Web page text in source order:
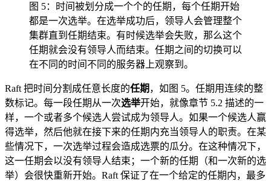
图 5：时间被划分成一个个的任期，每个任期开始
都是一次选举。在选举成功后，领导人会管理整个
集群直到任期结束。有时候选举会失败，那么这个
任期就会没有领导人而结束。任期之间的切换可以
在不同的时间不同的服务器上观察到。
Raft 把时间分割成任意长度的任期 ，如图 5。任期用连续的整
数标记。每一段任期从一次选举开始，就像章节 5.2 描述的一
样，一个或者多个候选人尝试成为领导人。如果一个候选人赢
得选举，然后他就在接下来的任期内充当领导人的职责。在某
些情况下，一次选举过程会造成选票的瓜分。在这种情况下，
这一任期会以没有领导人结束；一个新的任期（和一次新的选
举）会很快重新开始。Raft 保证了在一个给定的任期内，最多